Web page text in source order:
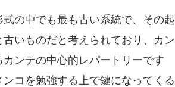
の中でも最も古い系統で、その起
古いものだと考えられており、カン
ンテの中心的レパートリーです
コを勉強する上で鍵になってくる